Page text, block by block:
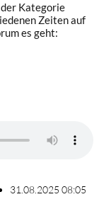
der Kategorie
Zeiten auf
es geht:
31.08.2025 08:05